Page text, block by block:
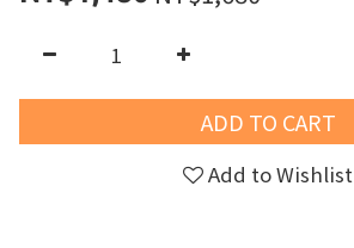
ADD TO CART
Add to Wishlist